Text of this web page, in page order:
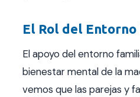
El Rol del
El apoyo del entorno
bienestar mental de la
vemos que las parejas y